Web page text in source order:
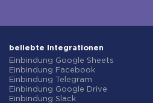
beliebte Integrationen
Einbindung Google Sheets
Einbindung Facebook
Einbindung Telegram
Einbindung Google Drive
Einbindung Slack